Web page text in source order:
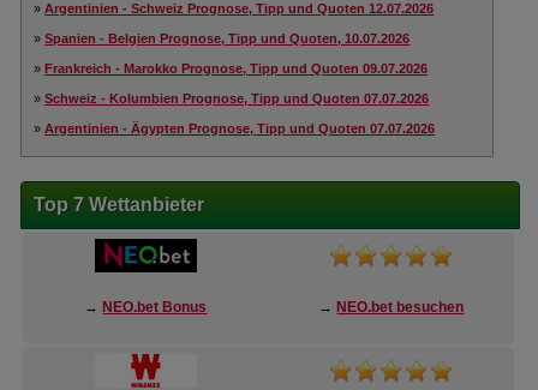
»Argentinien - Schweiz Prognose, Tipp und Quoten 12.07.2026
»Spanien - Belgien Prognose, Tipp und Quoten, 10.07.2026
»Frankreich - Marokko Prognose, Tipp und Quoten 09.07.2026
»Schweiz - Kolumbien Prognose, Tipp und Quoten 07.07.2026
»Argentinien - Ägypten Prognose, Tipp und Quoten 07.07.2026
Top 7 Wettanbieter
→ NEO.bet Bonus → NEO.bet besuchen